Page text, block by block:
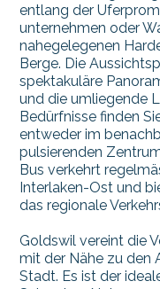
entlang der
unternehmen oder
nahegelegenen
Berge. Die
spektakuläre
und die umliegende
Bedürfnisse finden
entweder im
pulsierenden
Bus verkehrt
Interlaken-Ost und
das regionale
Goldswil vereint die
mit der Nähe zu den
Stadt. Es ist der